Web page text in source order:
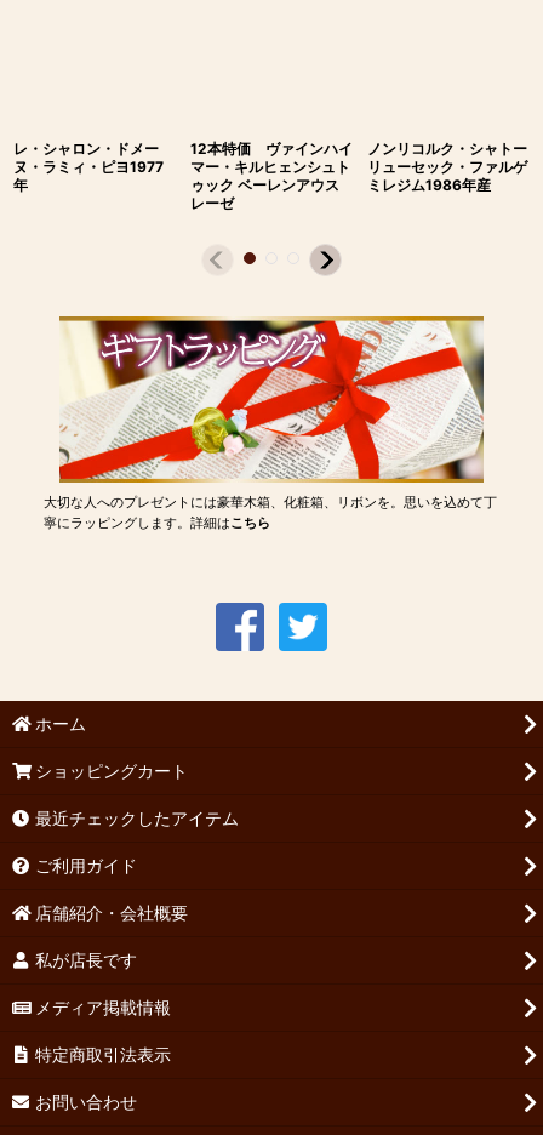
レ・シャロン・ドメー
ヌ・ラミィ・ピヨ1977
年
12本特価 ヴァインハイ
マー・キルヒェンシュト
ゥック ベーレンアウス
レーゼ
ノンリコルク・シャトー
リューセック・ファルゲ
ミレジム1986年産
大切な人へのプレゼントには豪華木箱、化粧箱、リボンを。思いを込めて丁
寧にラッピングします。詳細はこちら
ホーム
ショッピングカート
最近チェックしたアイテム
ご利用ガイド
店舗紹介・会社概要
私が店長です
メディア掲載情報
特定商取引法表示
お問い合わせ